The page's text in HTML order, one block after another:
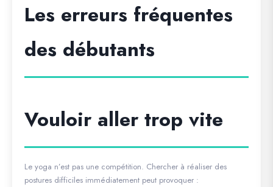
Les erreurs fréquentes
des débutants
Vouloir aller trop vite
Le yoga n’est pas une compétition. Chercher à réaliser des
postures difficiles immédiatement peut provoquer :